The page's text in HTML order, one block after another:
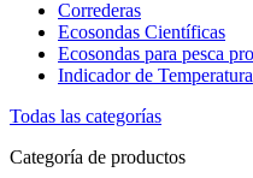
Correderas
Ecosondas Científicas
Ecosondas para pesca
Indicador de Temperatura
Todas las categorías
Categoría de productos